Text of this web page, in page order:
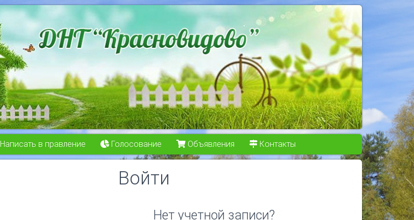
Написать в правление Голосование Объявления Контакты
Войти
Нет учетной записи?